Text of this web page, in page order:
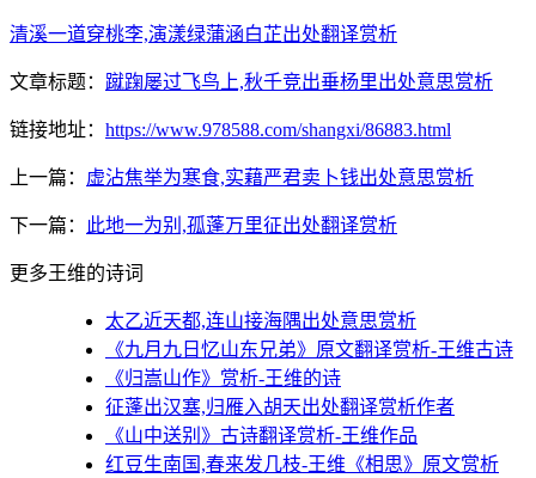
清溪一道穿桃李,演漾绿蒲涵白芷出处翻译赏析
文章标题： 蹴踘屡过飞鸟上,秋千竞出垂杨里出处意思赏析
链接地址： https://www.978588.com/shangxi/86883.html
上一篇： 虚沾焦举为寒食,实藉严君卖卜钱出处意思赏析
下一篇： 此地一为别,孤蓬万里征出处翻译赏析
更多王维的诗词
太乙近天都,连山接海隅出处意思赏析
《九月九日忆山东兄弟》原文翻译赏析-王维古诗
《归嵩山作》赏析-王维的诗
征蓬出汉塞,归雁入胡天出处翻译赏析作者
《山中送别》古诗翻译赏析-王维作品
红豆生南国,春来发几枝-王维《相思》原文赏析